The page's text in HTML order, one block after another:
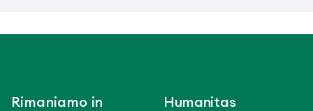
Rimaniamo in
Humanitas